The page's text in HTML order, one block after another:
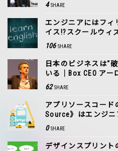
4 SHARE
エンジニアにはフィ
イス!?スクールウィ
海外留学
106 SHARE
日本のビジネスは“
いる｜Box CEO ア
62 SHARE
アプリソースコード
Source》はエンジ
0 SHARE
デザインスプリント